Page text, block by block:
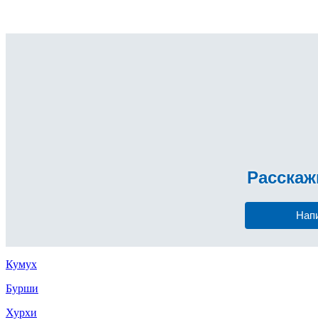
Кумух
Бурши
Хурхи